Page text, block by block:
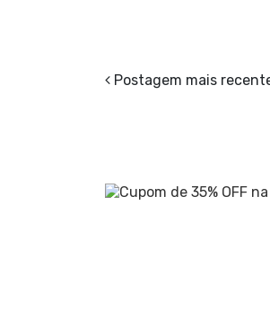
Postagem mais